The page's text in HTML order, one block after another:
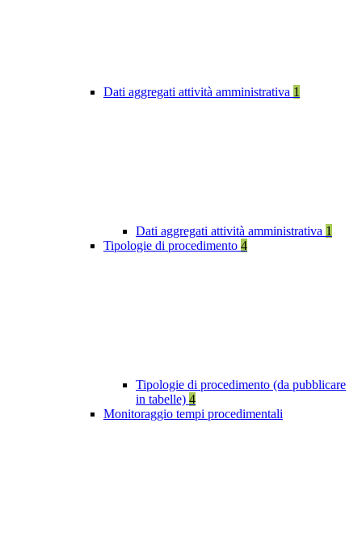
Dati aggregati attività amministrativa 1
Dati aggregati attività amministrativa 1
Tipologie di procedimento 4
Tipologie di procedimento (da pubblicare
in tabelle) 4
Monitoraggio tempi procedimentali